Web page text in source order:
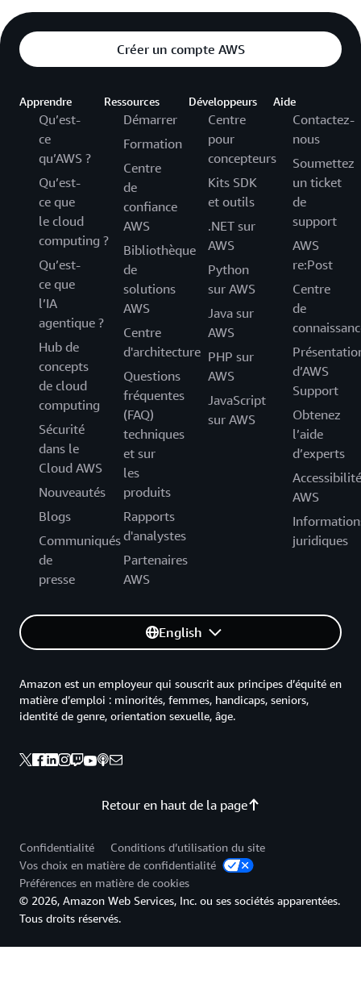
Créer un compte AWS
Apprendre
Qu’est-
ce
qu’AWS ?
Qu’est-
ce que
le cloud
computing ?
Qu’est-
ce que
l’IA
agentique ?
Hub de
concepts
de cloud
computing
Sécurité
dans le
Cloud AWS
Nouveautés
Blogs
Communiqués
de
presse
Ressources
Démarrer
Formation
Centre
de
confiance
AWS
Bibliothèque
de
solutions
AWS
Centre
d'architecture
Questions
fréquentes
(FAQ)
techniques
et sur
les
produits
Rapports
d'analystes
Partenaires
AWS
Développeurs
Centre
pour
concepteurs
Kits SDK
et outils
.NET sur
AWS
Python
sur AWS
Java sur
AWS
PHP sur
AWS
JavaScript
sur AWS
Aide
Contactez-
nous
Soumettez
un ticket
de
support
AWS
re:Post
Centre
de
d’AWS
Support
Obtenez
l’aide
d’experts
Accessibilité
AWS
juridiques
English
Retour en haut de la page
Amazon est un employeur qui souscrit aux principes d’équité en
matière d’emploi : minorités, femmes, handicaps, seniors,
identité de genre, orientation sexuelle, âge.
Confidentialité
Conditions d’utilisation du site
Vos choix en matière de confidentialité
Préférences en matière de cookies
© 2026, Amazon Web Services, Inc. ou ses sociétés apparentées.
Tous droits réservés.